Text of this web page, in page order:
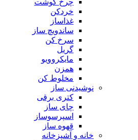
چرخ گوشت
خردکن
غذاساز
ساندویچ ساز
سرخ کن
گریل
مایکروویو
همزن
مخلوط کن
نوشیدنی ساز
کتری برقی
چای ساز
اسپرسوساز
قهوه ساز
خانه و آشپزخانه